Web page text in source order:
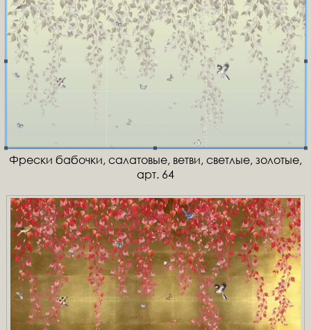
Фрески бабочки, салатовые, ветви, светлые, золотые,
арт. 64